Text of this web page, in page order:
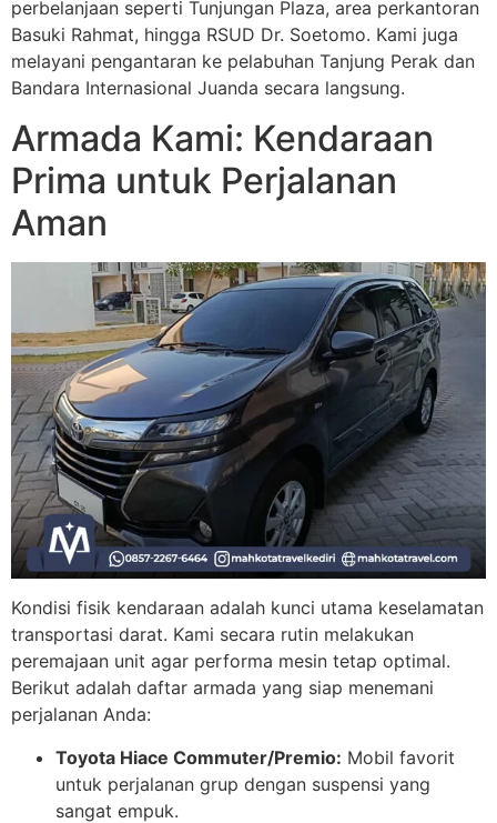
perbelanjaan seperti Tunjungan Plaza, area perkantoran
Basuki Rahmat, hingga RSUD Dr. Soetomo. Kami juga
melayani pengantaran ke pelabuhan Tanjung Perak dan
Bandara Internasional Juanda secara langsung.
Armada Kami: Kendaraan
Prima untuk Perjalanan
Aman
Kondisi fisik kendaraan adalah kunci utama keselamatan
transportasi darat. Kami secara rutin melakukan
peremajaan unit agar performa mesin tetap optimal.
Berikut adalah daftar armada yang siap menemani
perjalanan Anda:
Toyota Hiace Commuter/Premio: Mobil favorit
untuk perjalanan grup dengan suspensi yang
sangat empuk.